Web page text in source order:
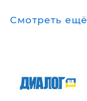
Смотреть ещё